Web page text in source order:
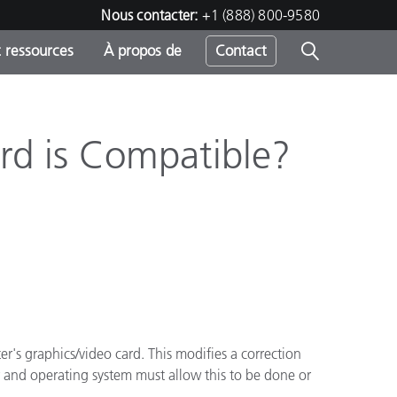
Nous contacter: +1 (888) 800-9580
À propos de Contact
is Compatible?
graphics/video card. This modifies a correction
operating system must allow this to be done or